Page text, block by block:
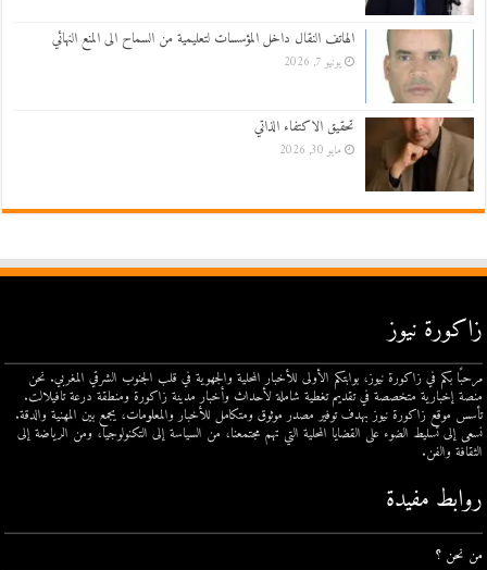
الهاتف النقال داخل المؤسسات لتعليمية من السماح الى المنع النهائي
يونيو 7, 2026
تحقيق الاكتفاء الذاتي
مايو 30, 2026
زاكورة نيوز
مرحبًا بكم في زاكورة نيوز، بوابتكم الأولى للأخبار المحلية والجهوية في قلب الجنوب الشرقي المغربي. نحن
منصة إخبارية متخصصة في تقديم تغطية شاملة لأحداث وأخبار مدينة زاكورة ومنطقة درعة تافيلالت.
تأسس موقع زاكورة نيوز بهدف توفير مصدر موثوق ومتكامل للأخبار والمعلومات، يجمع بين المهنية والدقة.
نسعى إلى تسليط الضوء على القضايا المحلية التي تهم مجتمعنا، من السياسة إلى التكنولوجيا، ومن الرياضة إلى
الثقافة والفن.
روابط مفيدة
من نحن ؟